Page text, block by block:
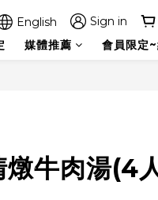
English Sign in
媒體推薦 會員限定
燉牛肉湯(4